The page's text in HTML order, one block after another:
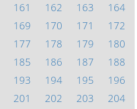
161 162 163
164
169 170 171
172
177 178 179
180
185 186 187
188
193 194 195
196
201 202 203
204